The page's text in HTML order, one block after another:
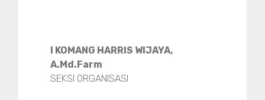
I KOMANG HARRIS WIJAYA,
A.Md.Farm
SEKSI ORGANISASI